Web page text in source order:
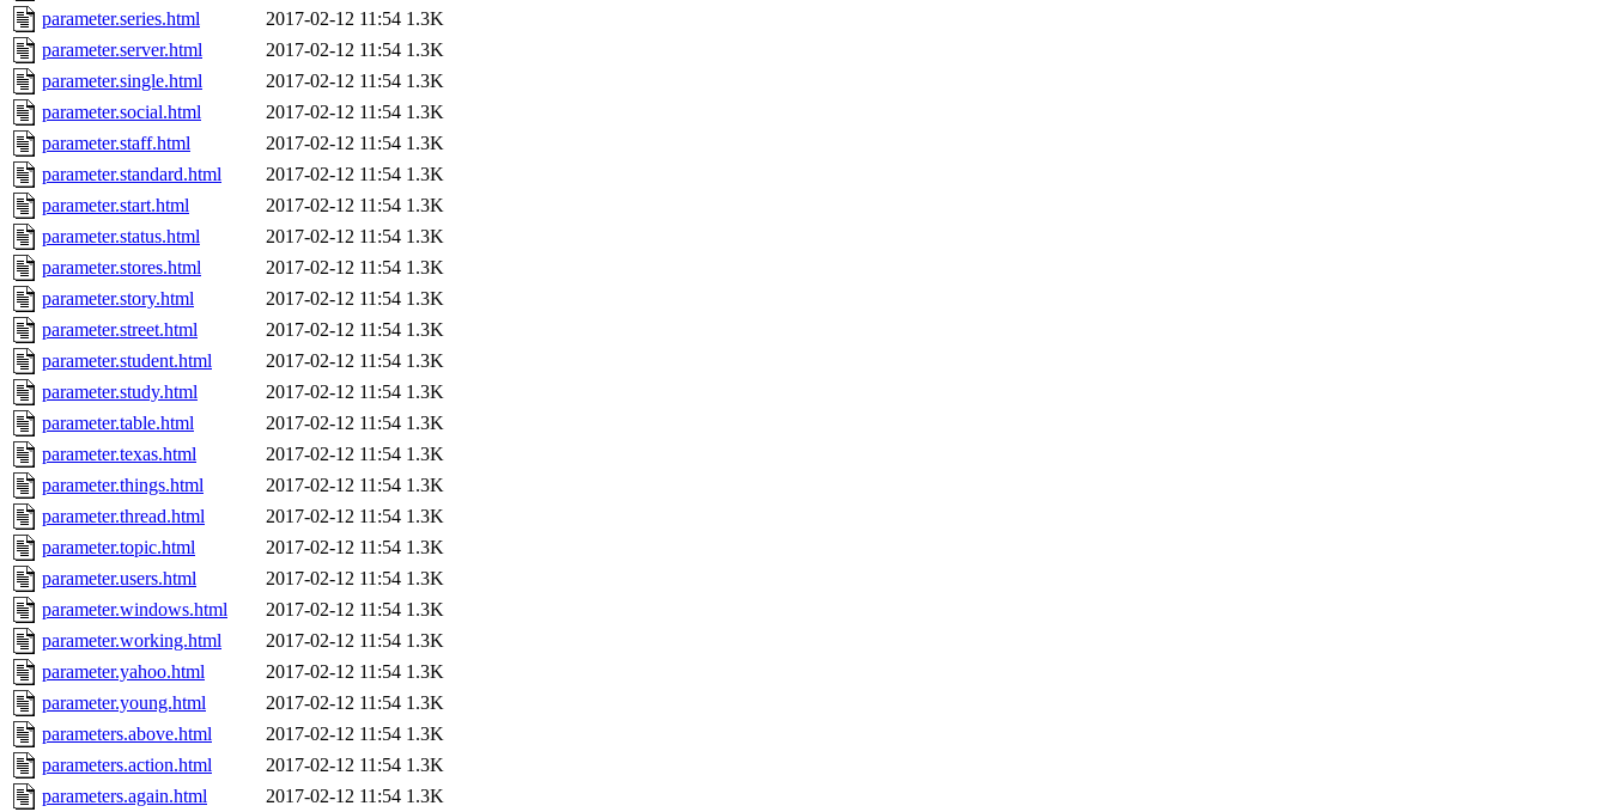
parameter.series.html
2017-02-12 11:54 1.3K
parameter.server.html
2017-02-12 11:54 1.3K
parameter.single.html
2017-02-12 11:54 1.3K
parameter.social.html
2017-02-12 11:54 1.3K
parameter.staff.html
2017-02-12 11:54 1.3K
parameter.standard.html
2017-02-12 11:54 1.3K
parameter.start.html
2017-02-12 11:54 1.3K
parameter.status.html
2017-02-12 11:54 1.3K
parameter.stores.html
2017-02-12 11:54 1.3K
parameter.story.html
2017-02-12 11:54 1.3K
parameter.street.html
2017-02-12 11:54 1.3K
parameter.student.html
2017-02-12 11:54 1.3K
parameter.study.html
2017-02-12 11:54 1.3K
parameter.table.html
2017-02-12 11:54 1.3K
parameter.texas.html
2017-02-12 11:54 1.3K
parameter.things.html
2017-02-12 11:54 1.3K
parameter.thread.html
2017-02-12 11:54 1.3K
parameter.topic.html
2017-02-12 11:54 1.3K
parameter.users.html
2017-02-12 11:54 1.3K
parameter.windows.html
2017-02-12 11:54 1.3K
parameter.working.html
2017-02-12 11:54 1.3K
parameter.yahoo.html
2017-02-12 11:54 1.3K
parameter.young.html
2017-02-12 11:54 1.3K
parameters.above.html
2017-02-12 11:54 1.3K
parameters.action.html
2017-02-12 11:54 1.3K
parameters.again.html
2017-02-12 11:54 1.3K